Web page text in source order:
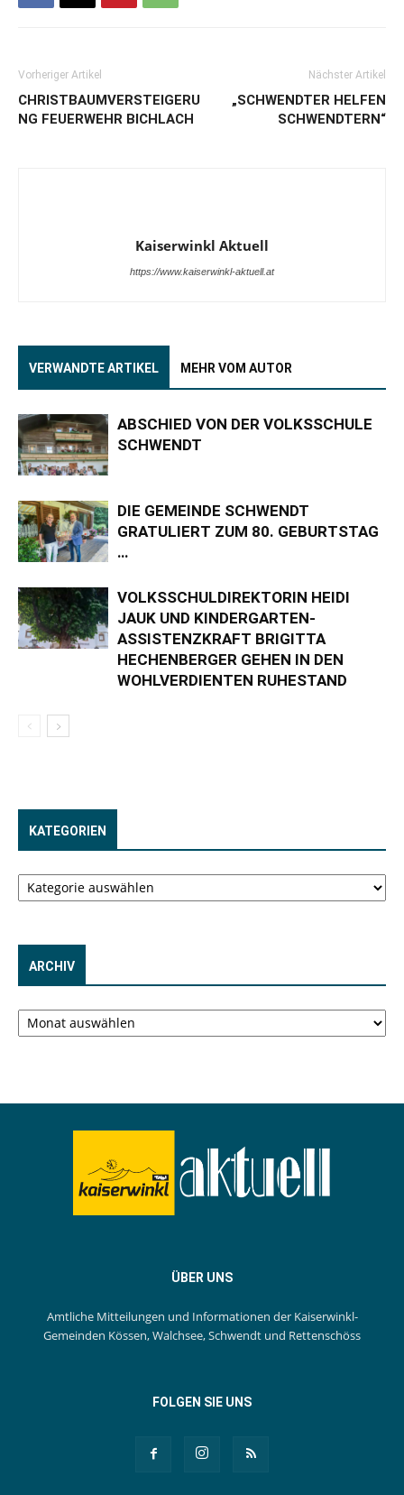
Vorheriger Artikel
CHRISTBAUMVERSTEIGERU
NG FEUERWEHR BICHLACH
Nächster Artikel
„SCHWENDTER HELFEN
SCHWENDTERN“
Kaiserwinkl Aktuell
https://www.kaiserwinkl-aktuell.at
VERWANDTE ARTIKEL MEHR VOM AUTOR
ABSCHIED VON DER VOLKSSCHULE
SCHWENDT
DIE GEMEINDE SCHWENDT
GRATULIERT ZUM 80. GEBURTSTAG
…
VOLKSSCHULDIREKTORIN HEIDI
JAUK UND KINDERGARTEN-
ASSISTENZKRAFT BRIGITTA
HECHENBERGER GEHEN IN DEN
WOHLVERDIENTEN RUHESTAND
KATEGORIEN
Kategorien
ARCHIV
Archiv
ÜBER UNS
Amtliche Mitteilungen und Informationen der Kaiserwinkl-
Gemeinden Kössen, Walchsee, Schwendt und Rettenschöss
FOLGEN SIE UNS